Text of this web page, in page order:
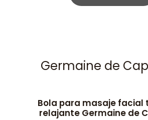
Germaine de
Bola para masaje facial
relajante Germaine de